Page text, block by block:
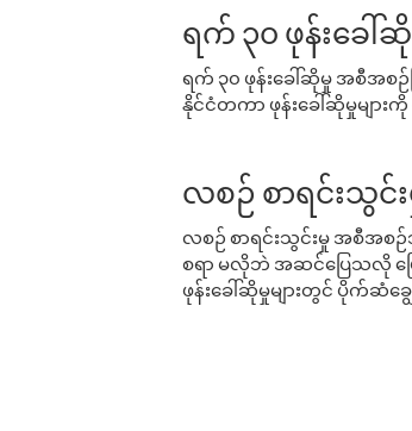
ရက် ၃၀ ဖုန်းခေ
ရက် ၃၀ ဖုန်းခေါ်ဆိုမှု အစီအစ
နိုင်ငံတကာ ဖုန်းခေါ်ဆိုမှုမျာ
လစဉ် စာရင်းသွင်
လစဉ် စာရင်းသွင်းမှု အစီအစဉ်
စရာ မလိုဘဲ အဆင်ပြေသလို ပ
ဖုန်းခေါ်ဆိုမှုများတွင် ပိုက်ဆံခ